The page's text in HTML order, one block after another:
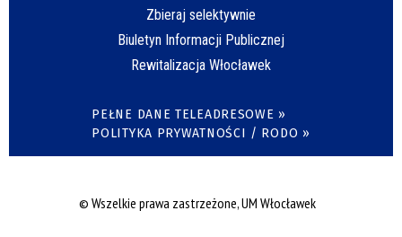
Zbieraj selektywnie
Biuletyn Informacji Publicznej
Rewitalizacja Włocławek
PEŁNE DANE TELEADRESOWE »
POLITYKA PRYWATNOŚCI / RODO »
© Wszelkie prawa zastrzeżone, UM Włocławek